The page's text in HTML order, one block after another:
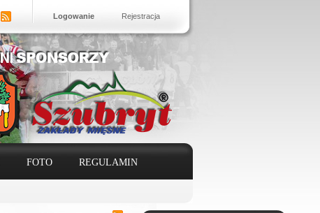
Logowanie Rejestracja
FOTO REGULAMIN